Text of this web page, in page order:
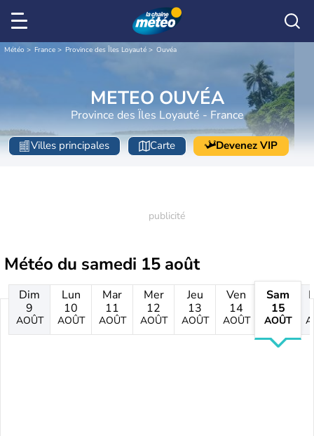
Météo France Province des Îles Loyauté Ouvéa
METEO OUVÉA
Province des Îles Loyauté - France
Villes principales Carte Devenez VIP
Météo du samedi 15 août
Dim
9
AOÛT
Lun
10
AOÛT
Mar
11
AOÛT
Mer
12
AOÛT
Jeu
13
AOÛT
Ven
14
AOÛT
Sam
15
AOÛT